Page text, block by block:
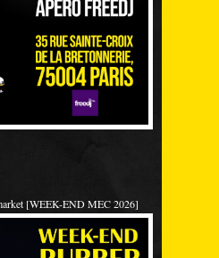
[WEEK-END MEC 2026]